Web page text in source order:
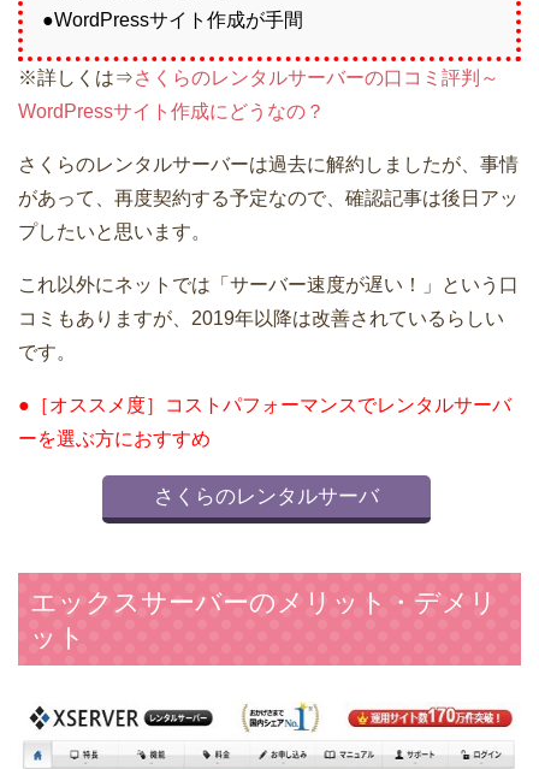
●WordPressサイト作成が手間
※詳しくは⇒さくらのレンタルサーバーの口コミ評判～
WordPressサイト作成にどうなの？
さくらのレンタルサーバーは過去に解約しましたが、事情
があって、再度契約する予定なので、確認記事は後日アッ
プしたいと思います。
これ以外にネットでは「サーバー速度が遅い！」という口
コミもありますが、2019年以降は改善されているらしい
です。
●［オススメ度］コストパフォーマンスでレンタルサーバ
ーを選ぶ方におすすめ
さくらのレンタルサーバ
エックスサーバーのメリット・デメリ
ット